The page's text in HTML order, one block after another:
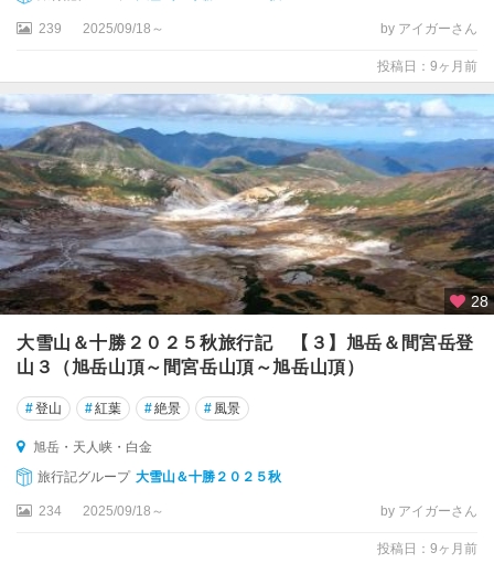
十
釧
路
・
根
室
・
中
標
津
阿
寒
川
・
摩
周
239 2025/09/18～ by アイガーさん
投稿日：9ヶ月前
28
大雪山＆十勝２０２５秋旅行記 【３】旭岳＆間宮岳登
山３（旭岳山頂～間宮岳山頂～旭岳山頂）
#登山 #紅葉 #絶景 # 風景
旭岳・天人峡・白金
旅行記グループ 大雪山＆十勝２０２５秋
234 2025/09/18～ by アイガーさん
投稿日：9ヶ月前